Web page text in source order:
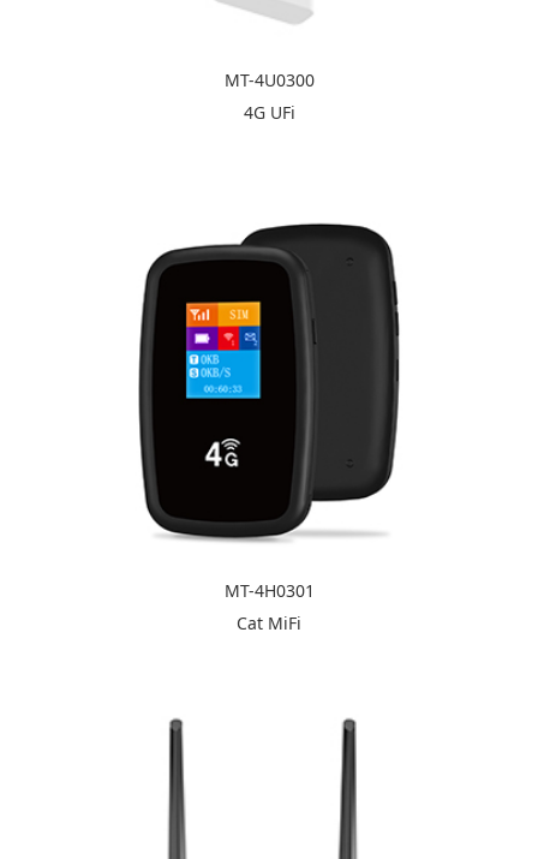
MT-4U0300
4G UFi
MT-4H0301
Cat MiFi